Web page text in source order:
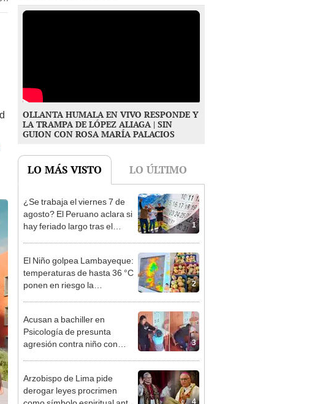
OLLANTA HUMALA EN VIVO RESPONDE Y
GUION CON ROSA MARÍA PALACIOS
LO MÁS VISTO
1
¿Se trabaja el viernes 7 de
agosto? El Peruano aclara si
hay feriado largo tras el
descanso del 6 de agosto
2
El Niño golpea Lambayeque:
temperaturas de hasta 36 °C
ponen en riesgo la
producción de mango y palta
3
Acusan a bachiller en
Psicología de presunta
agresión contra niño con
autismo en Surco: cámaras
captan el hecho
4
Arzobispo de Lima pide
derogar leyes procrimen
como símbolo espiritual ante
la visita del papa León XIV